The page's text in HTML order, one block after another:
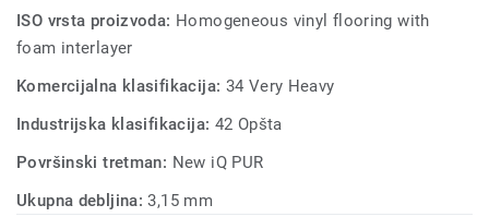
ISO vrsta proizvoda: Homogeneous vinyl flooring with
foam interlayer
Komercijalna klasifikacija: 34 Very Heavy
Industrijska klasifikacija: 42 Opšta
Površinski tretman: New iQ PUR
Ukupna debljina:3,15 mm